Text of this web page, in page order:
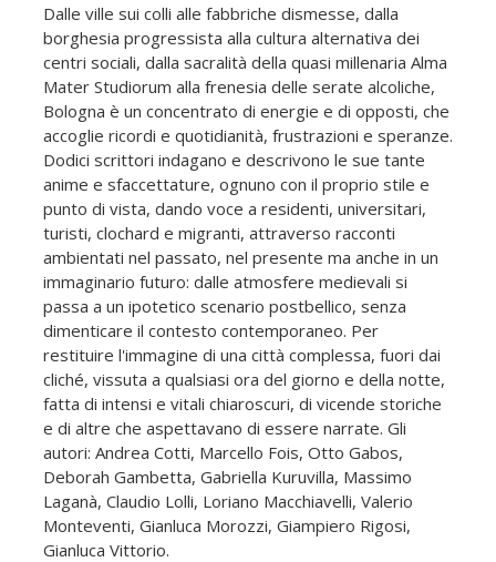
Dalle ville sui colli alle fabbriche dismesse, dalla
borghesia progressista alla cultura alternativa dei
centri sociali, dalla sacralità della quasi millenaria Alma
Mater Studiorum alla frenesia delle serate alcoliche,
Bologna è un concentrato di energie e di opposti, che
accoglie ricordi e quotidianità, frustrazioni e speranze.
Dodici scrittori indagano e descrivono le sue tante
anime e sfaccettature, ognuno con il proprio stile e
punto di vista, dando voce a residenti, universitari,
turisti, clochard e migranti, attraverso racconti
ambientati nel passato, nel presente ma anche in un
immaginario futuro: dalle atmosfere medievali si
passa a un ipotetico scenario postbellico, senza
dimenticare il contesto contemporaneo. Per
restituire l'immagine di una città complessa, fuori dai
cliché, vissuta a qualsiasi ora del giorno e della notte,
fatta di intensi e vitali chiaroscuri, di vicende storiche
e di altre che aspettavano di essere narrate. Gli
autori: Andrea Cotti, Marcello Fois, Otto Gabos,
Deborah Gambetta, Gabriella Kuruvilla, Massimo
Laganà, Claudio Lolli, Loriano Macchiavelli, Valerio
Monteventi, Gianluca Morozzi, Giampiero Rigosi,
Gianluca Vittorio.